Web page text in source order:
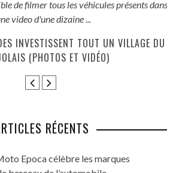
de filmer tous les véhicules présents dans
video d'une dizaine ...
INVESTISSENT TOUT UN VILLAGE DU
(PHOTOS ET VIDÉO)
RÉCENTS
Epoca célèbre les marques